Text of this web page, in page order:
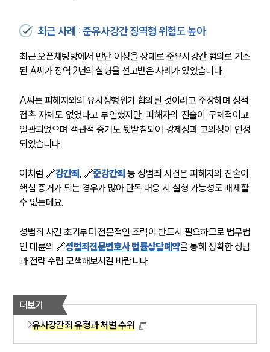
최근 사례 : 준유사강간 징역형 위험도 높아
최근 오픈채팅방에서 만난 여성을 상대로 준유사강간 혐의로 기소
된 A씨가 징역 2년의 실형을 선고받은 사례가 있었습니다.
A씨는 피해자와의 유사성행위가 합의된 것이라고 주장하며 성적
접촉 자체도 없었다고 부인했지만, 피해자의 진술이 구체적이고
일관되었으며 객관적 증거도 뒷받침되어 강제성과 고의성이 인정
되었습니다.
이처럼 🔗강간죄 , 🔗준강간죄 등 성범죄 사건은 피해자의 진술이
핵심 증거가 되는 경우가 많아 단독 대응 시 실형 가능성도 배제할
수 없는데요.
성범죄 사건 초기부터 전문적인 조력이 반드시 필요하므로 법무법
인 대륜의 🔗성범죄전문변호사 법률상담예약을 통해 정확한 상담
과 전략 수립 모색해보시길 바랍니다.
더보기
유사강간죄 유형과 처벌 수위